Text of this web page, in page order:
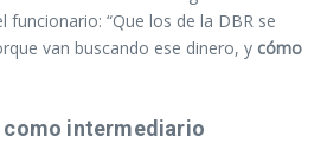
“Que los de la DBR se
van buscando ese dinero, y cómo
intermediario